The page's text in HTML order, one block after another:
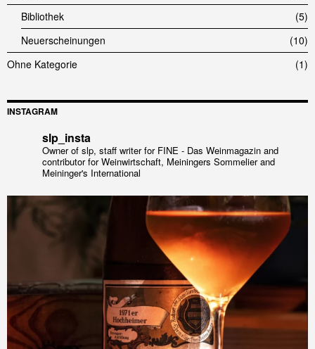
Bibliothek
5
Neuerscheinungen
10
Ohne Kategorie
1
INSTAGRAM
slp_insta
Owner of slp, staff writer for FINE - Das Weinmagazin and
contributor for Weinwirtschaft, Meiningers Sommelier and
Meininger's International